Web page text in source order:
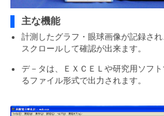
主な機能
計測したグラフ・眼球画像が記録さ
スクロールして確認が出来ます。
デ－タは、ＥＸＣＥＬや研究用ソフ
るファイル形式で出力されます。